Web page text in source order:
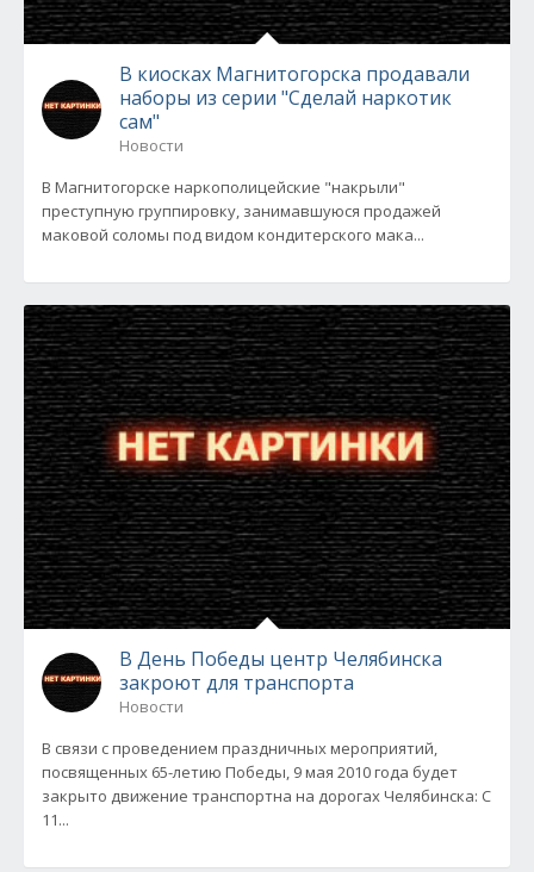
В киосках Магнитогорска продавали
наборы из серии "Сделай наркотик
сам"
Новости
В Магнитогорске наркополицейские "накрыли"
преступную группировку, занимавшуюся продажей
маковой соломы под видом кондитерского мака...
В День Победы центр Челябинска
закроют для транспорта
Новости
В связи с проведением праздничных мероприятий,
посвященных 65-летию Победы, 9 мая 2010 года будет
закрыто движение транспортна на дорогах Челябинска: С
11...